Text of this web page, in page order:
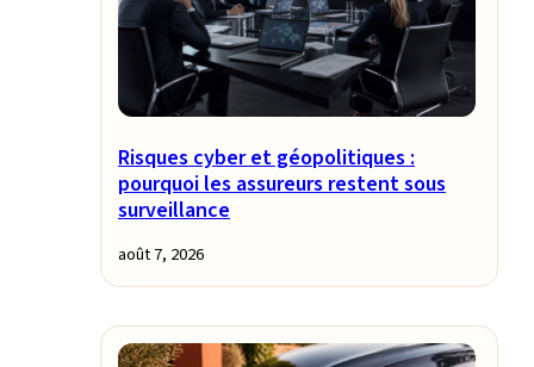
Risques cyber et géopolitiques :
pourquoi les assureurs restent sous
surveillance
août 7, 2026